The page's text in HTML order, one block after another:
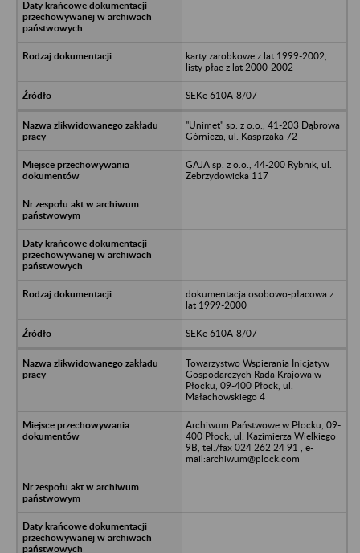
karty zarobkowe z lat 1999-2002,
listy płac z lat 2000-2002
SEKe 610A-8/07
"Unimet" sp. z o.o., 41-203 Dąbrowa
Górnicza, ul. Kasprzaka 72
GAJA sp. z o.o., 44-200 Rybnik, ul.
Zebrzydowicka 117
dokumentacja osobowo-płacowa z
lat 1999-2000
SEKe 610A-8/07
Towarzystwo Wspierania Inicjatyw
Gospodarczych Rada Krajowa w
Płocku, 09-400 Płock, ul.
Małachowskiego 4
Archiwum Państwowe w Płocku, 09-
400 Płock, ul. Kazimierza Wielkiego
9B, tel./fax 024 262 24 91 , e-
mail:archiwum@plock.com